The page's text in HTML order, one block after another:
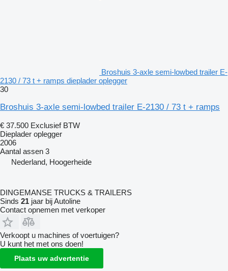
Broshuis 3-axle semi-lowbed trailer E-
2130 / 73 t + ramps dieplader oplegger
30
Broshuis 3-axle semi-lowbed trailer E-2130 / 73 t + ramps
€ 37.500 Exclusief BTW
Dieplader oplegger
2006
Aantal assen 3
Nederland, Hoogerheide
DINGEMANSE TRUCKS & TRAILERS
Sinds 21 jaar bij Autoline
Contact opnemen met verkoper
Verkoopt u machines of voertuigen?
U kunt het met ons doen!
Plaats uw advertentie